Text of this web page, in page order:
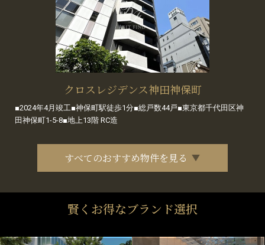
クロスレジデンス神田神保町
■2024年4月竣工■神保町駅徒歩1分■総戸数44戸■東京都千代田区神
田神保町1-5-8■地上13階 RC造
すべてのおすすめ物件を見る
賢くお得なブランド選択